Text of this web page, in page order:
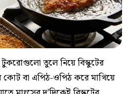
টুকরোগুলো তুলে নিয়ে বিস্কুটের
বা এপিঠ-ওপিঠ করে মাখিয়ে